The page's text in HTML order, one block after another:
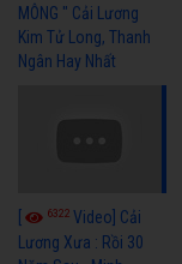
MÔNG " Cải Lương
Kim Tử Long, Thanh
Ngân Hay Nhất
6322 Video] Cải
Lương Xưa : Rồi 30